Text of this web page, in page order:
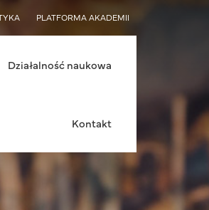
PLATFORMA AKADEMII
Działalność naukowa
Kontakt